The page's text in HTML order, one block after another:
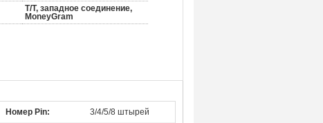
T/T, западное соединение,
MoneyGram
Номер Pin: 3/4/5/8 штырей